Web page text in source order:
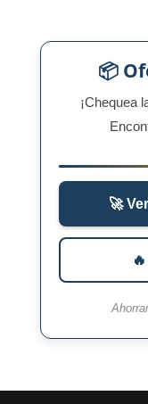
📦
¡Chequea
🚀